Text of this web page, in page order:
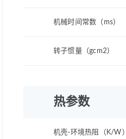
机械时间常数（ms）
转子惯量（gcm2）
热参数
机壳-环境热阻（K/W）